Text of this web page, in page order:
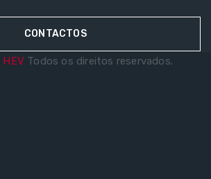
CONTACTOS
HEV Todos os direitos reservados.